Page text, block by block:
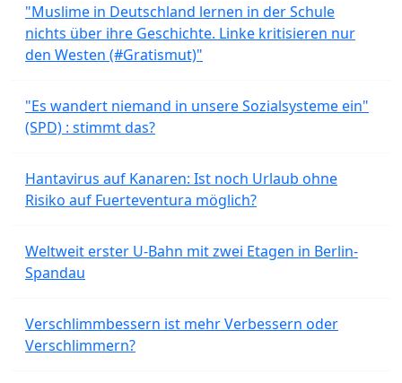
"Muslime in Deutschland lernen in der Schule
nichts über ihre Geschichte. Linke kritisieren nur
den Westen (#Gratismut)"
"Es wandert niemand in unsere Sozialsysteme ein"
(SPD) : stimmt das?
Hantavirus auf Kanaren: Ist noch Urlaub ohne
Risiko auf Fuerteventura möglich?
Weltweit erster U-Bahn mit zwei Etagen in Berlin-
Spandau
Verschlimmbessern ist mehr Verbessern oder
Verschlimmern?